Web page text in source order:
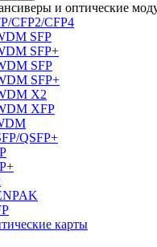
и оптические
CFP2/CFP4
SFP
SFP+
SFP
SFP+
X2
XFP
QSFP+
карты